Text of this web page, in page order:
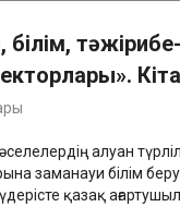
алуан
заманауи білім
қазақ